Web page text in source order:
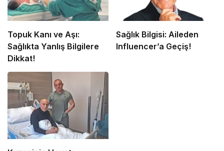
Topuk Kanı ve Aşı:
Sağlıkta Yanlış Bilgilere
Dikkat!
Sağlık Bilgisi: Aileden
Influencer’a Geçiş!